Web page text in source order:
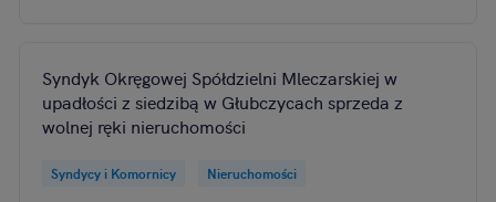
Syndyk Okręgowej Spółdzielni Mleczarskiej w
upadłości z siedzibą w Głubczycach sprzeda z
wolnej ręki nieruchomości
Syndycy i Komornicy
Nieruchomości